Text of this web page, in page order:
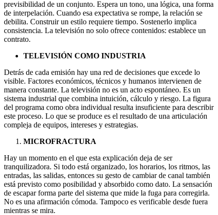
previsibilidad de un conjunto. Espera un tono, una lógica, una forma
de interpelación. Cuando esa expectativa se rompe, la relación se
debilita. Construir un estilo requiere tiempo. Sostenerlo implica
consistencia. La televisión no solo ofrece contenidos: establece un
contrato.
TELEVISIÓN COMO INDUSTRIA
Detrás de cada emisión hay una red de decisiones que excede lo
visible. Factores económicos, técnicos y humanos intervienen de
manera constante. La televisión no es un acto espontáneo. Es un
sistema industrial que combina intuición, cálculo y riesgo. La figura
del programa como obra individual resulta insuficiente para describir
este proceso. Lo que se produce es el resultado de una articulación
compleja de equipos, intereses y estrategias.
MICROFRACTURA
Hay un momento en el que esta explicación deja de ser
tranquilizadora. Si todo está organizado, los horarios, los ritmos, las
entradas, las salidas, entonces su gesto de cambiar de canal también
está previsto como posibilidad y absorbido como dato. La sensación
de escapar forma parte del sistema que mide la fuga para corregirla.
No es una afirmación cómoda. Tampoco es verificable desde fuera
mientras se mira.